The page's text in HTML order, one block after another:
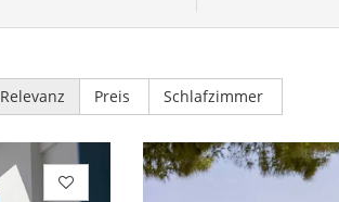
Relevanz Preis Schlafzimmer